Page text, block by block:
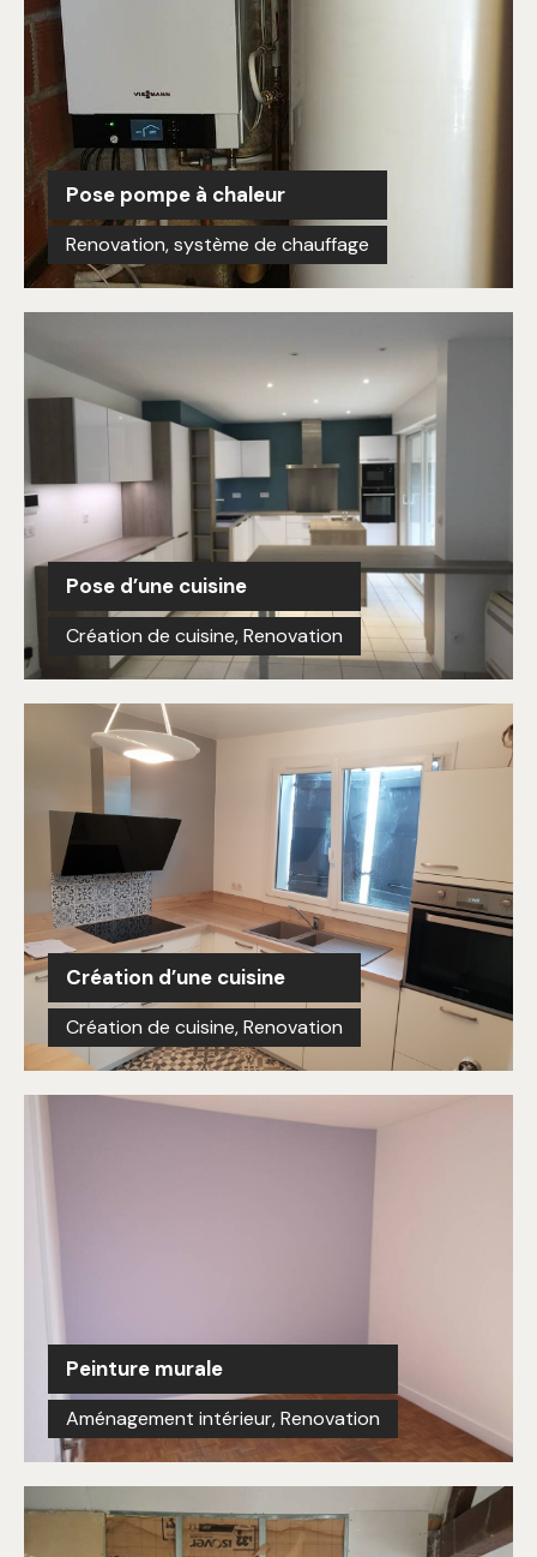
Pose pompe à chaleur
Renovation,système de chauffage
Pose d’une cuisine
Création de cuisine,Renovation
Création d’une cuisine
Création de cuisine,Renovation
Peinture murale
Aménagement intérieur,Renovation